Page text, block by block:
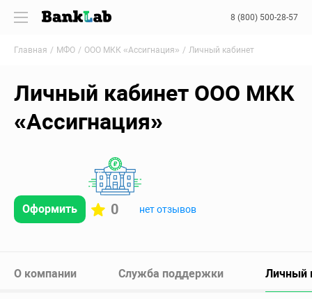
8 (800) 500-28-57
Главная МФО ООО МКК «Ассигнация» Личный кабинет
Личный кабинет ООО МКК
«Ассигнация»
Оформить 0 нет отзывов
О компании Служба поддержки Личный